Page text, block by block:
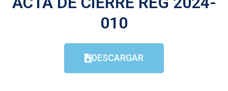
010
DESCARGAR